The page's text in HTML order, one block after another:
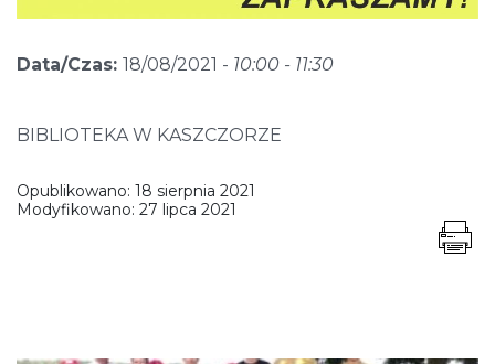
Data/Czas: 18/08/2021 - 10:00 - 11:30
BIBLIOTEKA W KASZCZORZE
Opublikowano: 18 sierpnia 2021
Modyfikowano: 27 lipca 2021